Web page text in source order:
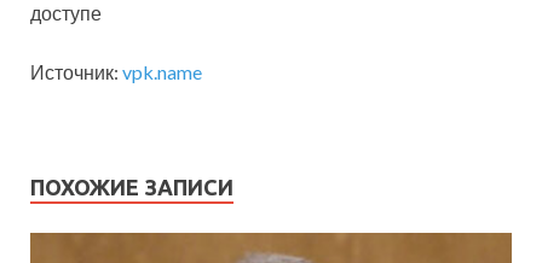
доступе
Источник: vpk.name
ПОХОЖИЕ ЗАПИСИ